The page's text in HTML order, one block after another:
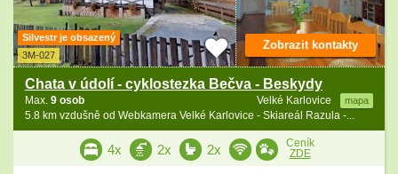
Silvestr je obsazený
3M-027
Chata v údolí - cyklostezka Bečva - Beskydy
Velké Karlovice mapa
Max. 9 osob
5.8 km vzdušně od Webkamera Velké Karlovice - Skiareál Razula -...
Zobrazit kontakty
4x 2x 2x
Ceník
ZDE